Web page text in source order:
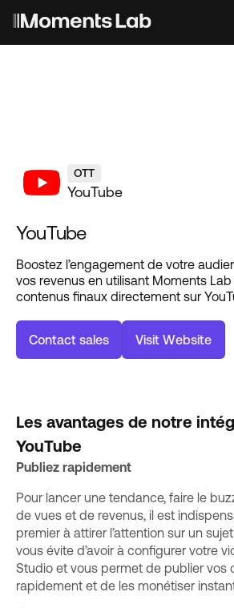
Les avantages de notre
YouTube
Publiez rapidement
Pour lancer une tendance, faire le
de vues et de revenus, il est
premier à attirer l’attention sur un
vous évite d’avoir à configurer votre
Studio et vous permet de publier vos
rapidement et de les monétiser
OTT
YouTube
YouTube
Boostez l’engagement de votre
vos revenus en utilisant Moments
contenus finaux directement sur
Contact sales Visit Website